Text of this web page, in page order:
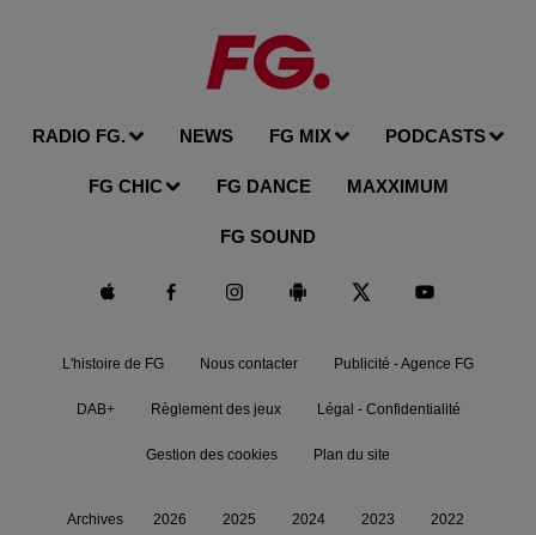
RADIO FG. NEWS FG MIX PODCASTS
FG CHIC FG DANCE MAXXIMUM
FG SOUND
L'histoire de FG Nous contacter Publicité - Agence FG
DAB+ Règlement des jeux Légal - Confidentialité
Gestion des cookies Plan du site
Archives 2026 2025 2024 2023 2022